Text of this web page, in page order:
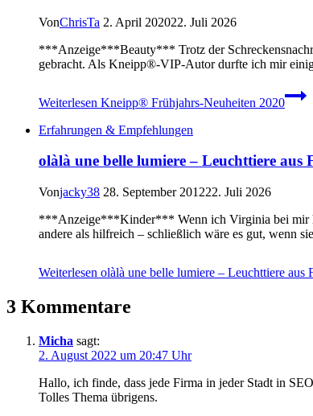
VonChrisTa 2. April 202022. Juli 2026
***Anzeige***Beauty*** Trotz der
gebracht. Als Kneipp®-VIP-Autor durfte ich mir
Weiterlesen Kneipp® Frühjahrs-Neuheiten 2020
Erfahrungen & Empfehlungen
olàlà une belle lumiere – Leuchttiere
Vonjacky38 28. September 201222. Juli 2026
***Anzeige***Kinder*** Wenn ich Virginia bei mir
andere als hilfreich – schließlich wäre es gut, wenn
Weiterlesen olàlà une belle lumiere – Leuchttiere aus
3 Kommentare
Micha sagt:
2. August 2022 um 20:47 Uhr
Hallo, ich finde, dass jede Firma in jeder Stadt in
Tolles Thema übrigens.